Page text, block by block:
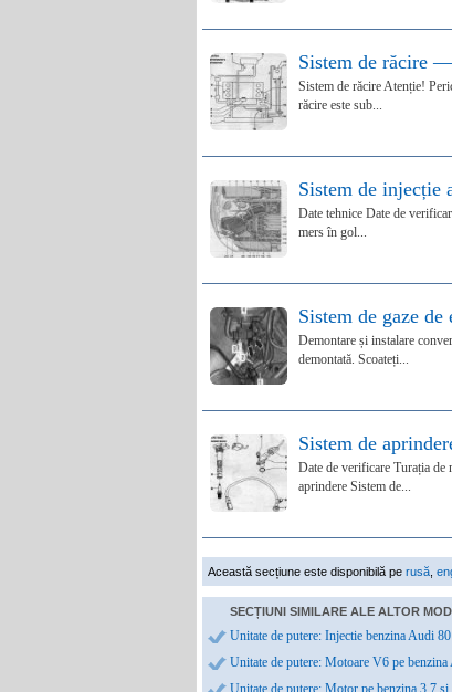
Sistem de răcire
Sistem de răcire Atenție!
răcire este sub...
Sistem de injecție
Date tehnice Date de
mers în gol...
Sistem de gaze de
Demontare și instalare
demontată. Scoateți...
Sistem de
Date de verificare Turația de
aprindere Sistem de...
Această secțiune este disponibilă pe rusă
SECȚIUNI SIMILARE ALE ALTOR
Unitate de putere: Injectie benzina Audi
Unitate de putere: Motoare V6 pe
Unitate de putere: Motor pe benzina 3,7